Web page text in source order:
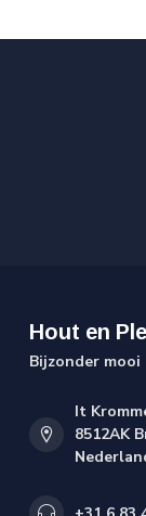
Hout en
Bijzonder mooi
It
8512AK